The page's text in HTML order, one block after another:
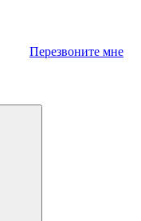
Перезвоните мне